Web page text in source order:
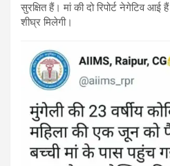
सुरक्षित हैं। मां की दो रिपोर्ट नेगेटिव आई
शीघ्र मिलेगी।